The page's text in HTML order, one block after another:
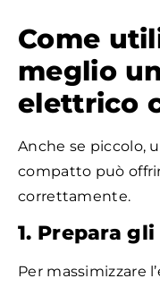
Come
meglio
elettrico
Anche se piccolo,
compatto può
correttamente.
1. Prepara
Per massimizzare